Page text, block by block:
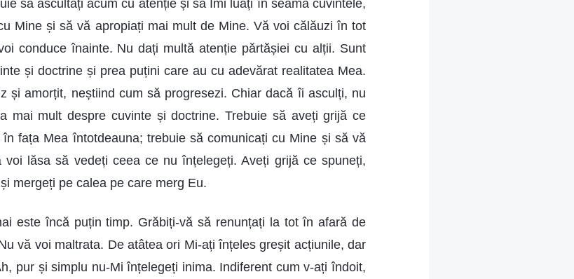
să ascultați acum cu atenție și să Îmi luați în seamă cuvintele,
Mine și să vă apropiați mai mult de Mine. Vă voi călăuzi în tot
conduce înainte. Nu dați multă atenție părtășiei cu alții. Sunt
și doctrine și prea puțini care au cu adevărat realitatea Mea.
și amorțit, neștiind cum să progresezi. Chiar dacă îi asculți, nu
mai mult despre cuvinte și doctrine. Trebuie să aveți grijă ce
fața Mea întotdeauna; trebuie să comunicați cu Mine și să vă
lăsa să vedeți ceea ce nu înțelegeți. Aveți grijă ce spuneți,
mergeți pe calea pe care merg Eu.
este încă puțin timp. Grăbiți-vă să renunțați la tot în afară de
vă voi maltrata. De atâtea ori Mi-ați înțeles greșit acțiunile, dar
pur și simplu nu-Mi înțelegeți inima. Indiferent cum v-ați îndoit,